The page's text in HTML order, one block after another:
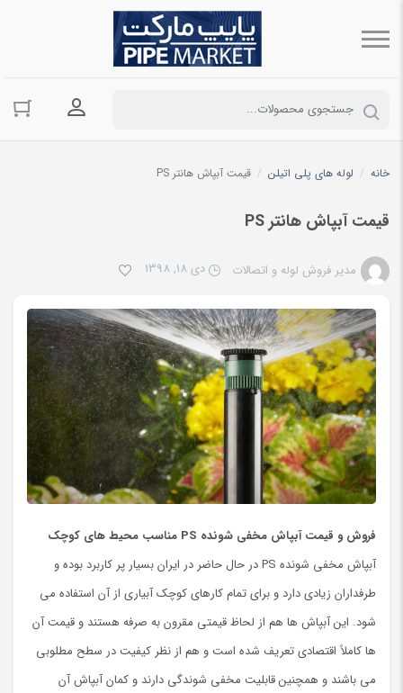
ورود به
خانه / لوله های پلی اتیلن / قیمت آبپاش هانتر PS
قیمت آبپاش هانتر PS
مدیر فروش لوله و اتصالات دی 18, 1398
فروش و قیمت آبپاش مخفی شونده PS مناسب محیط های کوچک
آبپاش مخفی شونده PS در حال حاضر در ایران بسیار پر کاربرد بوده و
طرفداران زیادی دارد و برای تمام کارهای کوچک آبیاری از آن استفاده می
شود. این آبپاش ها هم از لحاظ قیمتی مقرون به صرفه هستند و قیمت آن
ها کاملاً اقتصادی تعریف شده است و هم از نظر کیفیت در سطح مطلوبی
می باشند و همچنین قابلیت مخفی شوندگی دارند و کمان آبپاش آن